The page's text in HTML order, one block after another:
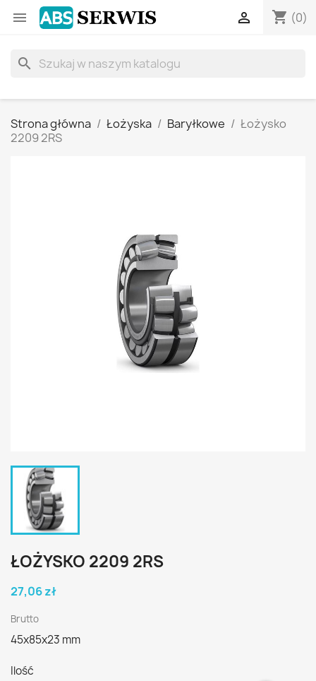
 shopping_cart (0)

search
Strona główna Łożyska Baryłkowe
Łożysko
2209 2RS
ŁOŻYSKO 2209 2RS
27,06 zł
Brutto
45x85x23 mm
Ilość